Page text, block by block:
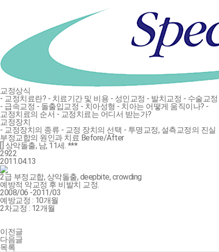
교정상식
- 교정치료란? - 치료기간 및 비용 - 성인교정 - 발치교정 - 수술교정
- 급속교정 - 돌출입교정 - 치아성형 - 치아는 어떻게 움직이나? -
교정치료의 순서 - 교정치료는 어디서 받는가?
교정장치
- 교정장치의 종류 - 교정 장치의 선택 - 투명교정, 설측교정의 진실
부정교합의 원인과 치료 Before/After
[] 상악돌출, 남, 11세. ***
2922
2011.04.13
2급 부정교합, 상악돌출, deepbite, crowding
예방적 악교정 후 비발치 교정.
2008/06 -2011/03
예방교정 : 10개월
2차교정 : 12개월
이전글
다음글
목록